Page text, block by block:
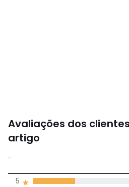
Avaliações dos
artigo
4
5